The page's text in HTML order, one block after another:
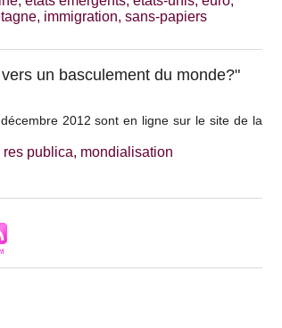
, immigration, sans-papiers
un basculement du monde?"
2012 sont en ligne sur le site de la
publica, mondialisation